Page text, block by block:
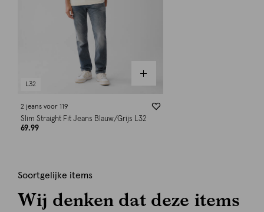
L32
2 jeans voor 119
Slim Straight Fit Jeans Blauw/Grijs L32
69.99
Soortgelijke items
Wij denken dat deze items